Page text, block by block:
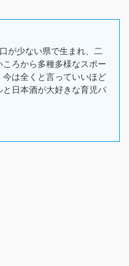
が少ない県で生まれ、二
ろから多種多様なスポー
今は全くと言っていいほど
と日本酒が大好きな育児パ